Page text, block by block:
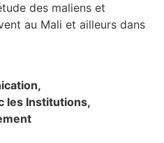
des maliens et
au Mali et ailleurs dans
les Institutions,